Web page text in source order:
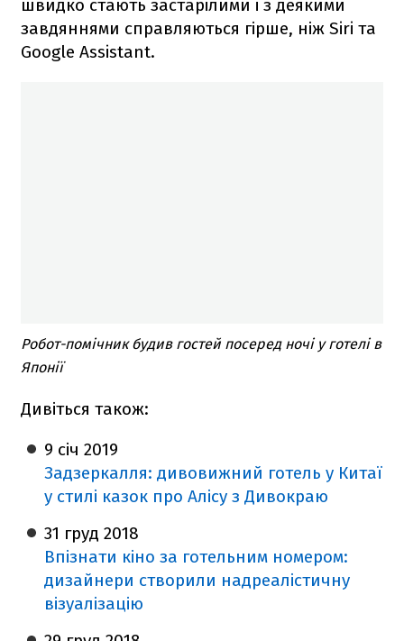
швидко стають застарілими і з деякими
завдяннями справляються гірше, ніж Siri та
Google Assistant.
Робот-помічник будив гостей посеред ночі у готелі в
Японії
Дивіться також:
9 січ 2019
Задзеркалля: дивовижний готель у Китаї
у стилі казок про Алісу з Дивокраю
31 груд 2018
Впізнати кіно за готельним номером:
дизайнери створили надреалістичну
візуалізацію